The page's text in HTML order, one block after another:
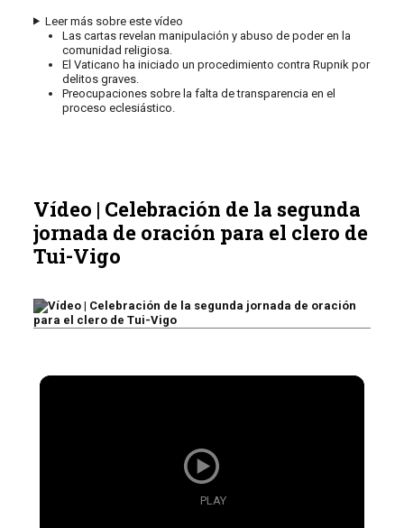
Leer más sobre este vídeo
Las cartas revelan manipulación y abuso de poder en la
comunidad religiosa.
El Vaticano ha iniciado un procedimiento contra Rupnik por
delitos graves.
Preocupaciones sobre la falta de transparencia en el
proceso eclesiástico.
Vídeo | Celebración de la segunda
jornada de oración para el clero de
Tui-Vigo